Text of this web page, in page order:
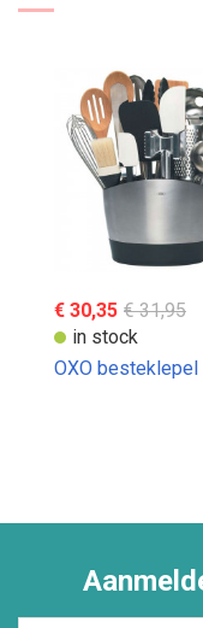
€ 30,35 € 31,95
in stock
OXO besteklepel